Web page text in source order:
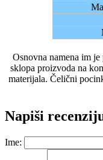
Osnovna namena im
sklopa proizvoda na
materijala. Čelični
Napiši
Ime: